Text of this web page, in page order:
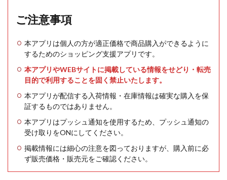
ご注意事項
本アプリは個人の方が適正価格で商品購入ができるように
するためのショッピング支援アプリです。
本アプリやWEBサイトに掲載している情報をせどり・転売
目的で利用することを固く禁止いたします。
本アプリが配信する入荷情報・在庫情報は確実な購入を保
証するものではありません。
本アプリはプッシュ通知を使用するため、プッシュ通知の
受け取りをONにしてください。
掲載情報には細心の注意を図っておりますが、購入前に必
ず販売価格・販売元をご確認ください。